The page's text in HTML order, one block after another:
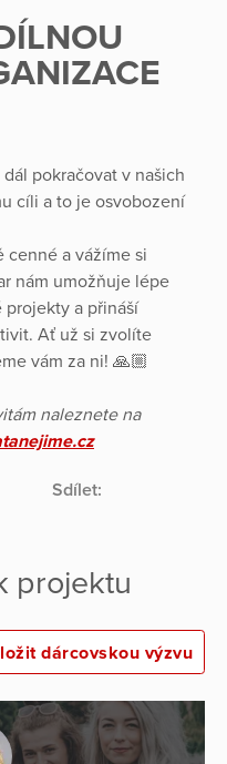
pokračovat v našich
cíli a to je osvobození
cenné a vážíme si
nám umožňuje lépe
a přináší
Ať už si zvolíte
vám za ni! 🙏🏼
naleznete na
Sdílet:
projektu
dárcovskou výzvu